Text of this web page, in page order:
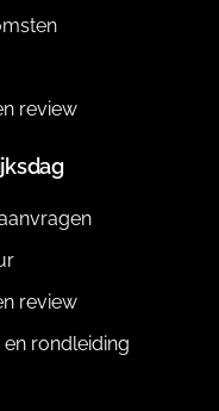
review
review
rondleiding